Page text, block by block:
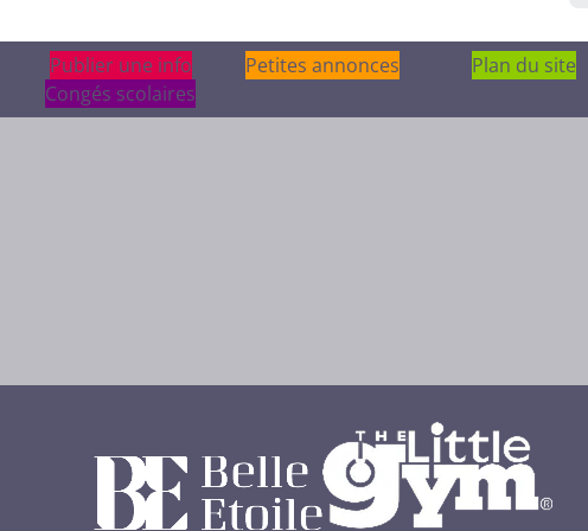
Publier une info
Publier une info
Petites annonces
Plan du site
Congés scolaires